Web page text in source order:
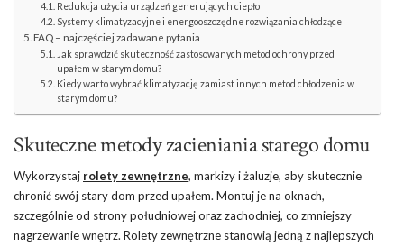
Redukcja użycia urządzeń generujących ciepło
Systemy klimatyzacyjne i energooszczędne rozwiązania chłodzące
FAQ – najczęściej zadawane pytania
Jak sprawdzić skuteczność zastosowanych metod ochrony przed
upałem w starym domu?
Kiedy warto wybrać klimatyzację zamiast innych metod chłodzenia w
starym domu?
Skuteczne metody zacieniania starego domu
Wykorzystaj rolety zewnętrzne, markizy i żaluzje, aby skutecznie
chronić swój stary dom przed upałem. Montuj je na oknach,
szczególnie od strony południowej oraz zachodniej, co zmniejszy
nagrzewanie wnętrz. Rolety zewnętrzne stanowią jedną z najlepszych